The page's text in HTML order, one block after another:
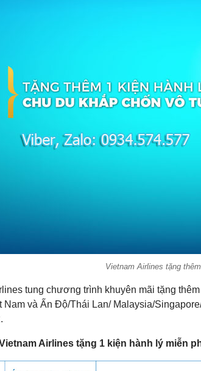
Vietnam Airlines tặng
tung chương trình khuyên mãi tặng
Nam và Ấn Độ/Thái Lan/ Malaysia/
Airlines tặng 1 kiện hành lý miễn